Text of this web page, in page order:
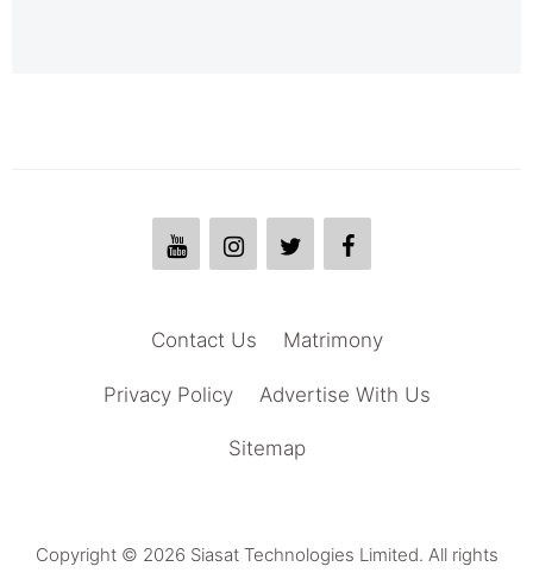
Matrimony
Contact Us
Advertise With Us
Privacy Policy
Sitemap
Copyright © 2026 Siasat Technologies Limited. All rights